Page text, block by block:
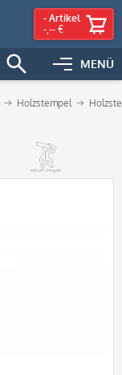
MENÜ
- Artikel
-,-- €
Holzstempel